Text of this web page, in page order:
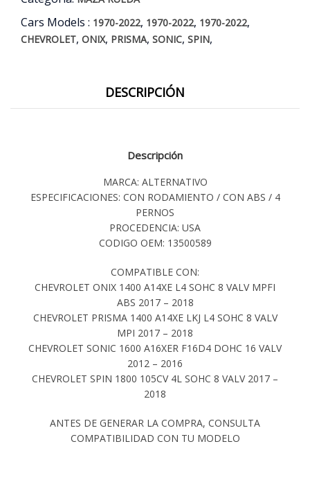
Cars Models : 1970-2022, 1970-2022, 1970-2022,
CHEVROLET, ONIX, PRISMA, SONIC, SPIN,
DESCRIPCIÓN
Descripción
MARCA: ALTERNATIVO
ESPECIFICACIONES: CON RODAMIENTO / CON ABS / 4
PERNOS
PROCEDENCIA: USA
CODIGO OEM: 13500589
COMPATIBLE CON:
CHEVROLET ONIX 1400 A14XE L4 SOHC 8 VALV MPFI
ABS 2017 – 2018
CHEVROLET PRISMA 1400 A14XE LKJ L4 SOHC 8 VALV
MPI 2017 – 2018
CHEVROLET SONIC 1600 A16XER F16D4 DOHC 16 VALV
2012 – 2016
CHEVROLET SPIN 1800 105CV 4L SOHC 8 VALV 2017 –
2018
ANTES DE GENERAR LA COMPRA, CONSULTA
COMPATIBILIDAD CON TU MODELO